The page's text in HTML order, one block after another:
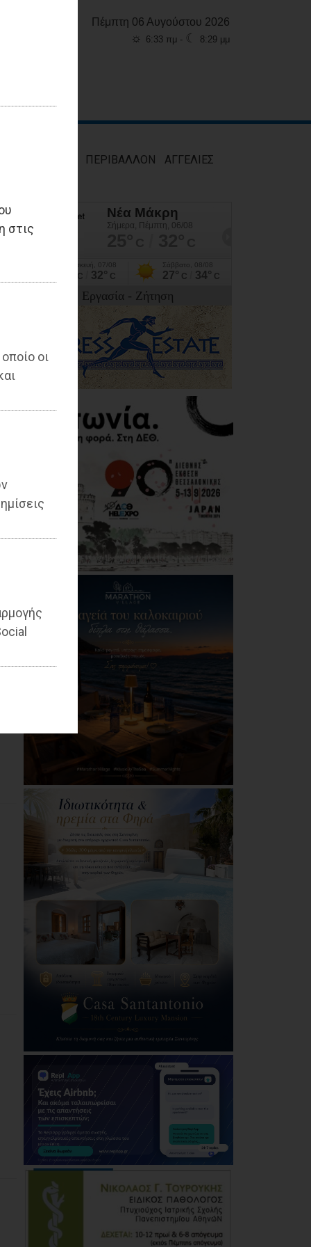
στις
οι
Πέμπτη 06 Αυγούστου 2026
☼ 6:33 πμ - ☾ 8:29 μμ
ΠΕΡΙΒΑΛΛΟΝ ΑΓΓΕΛΙΕΣ
Εργασία - Ζήτηση